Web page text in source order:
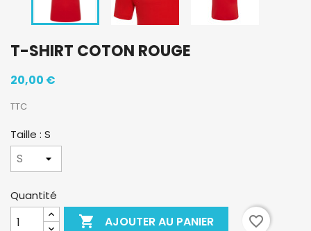
T-SHIRT COTON ROUGE
20,00 €
TTC
Taille : S
Quantité
 AJOUTER AU PANIER favorite_border